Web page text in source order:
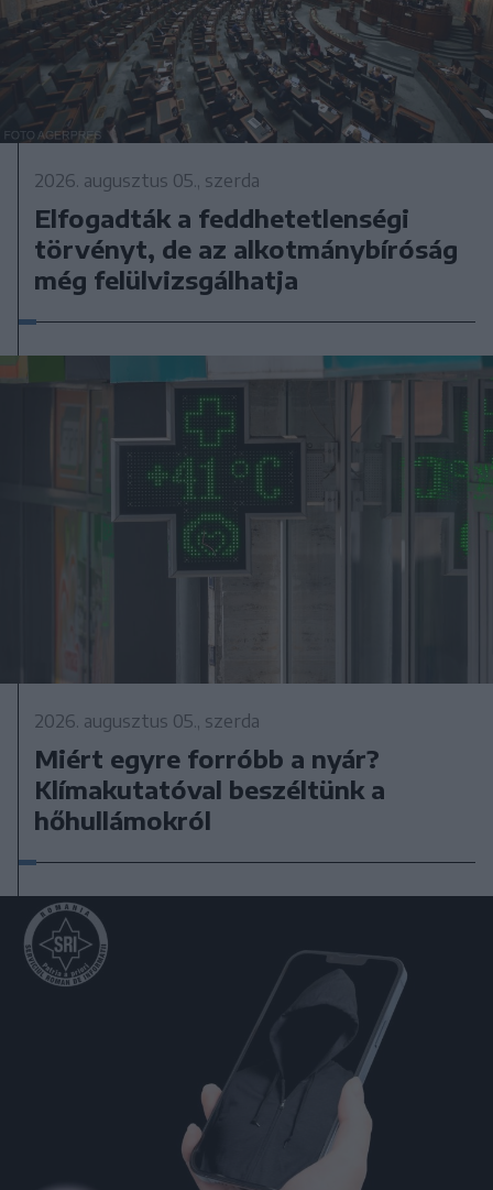
2026. augusztus 05., szerda
Elfogadták a feddhetetlenségi
törvényt, de az alkotmánybíróság
még felülvizsgálhatja
2026. augusztus 05., szerda
Miért egyre forróbb a nyár?
Klímakutatóval beszéltünk a
hőhullámokról